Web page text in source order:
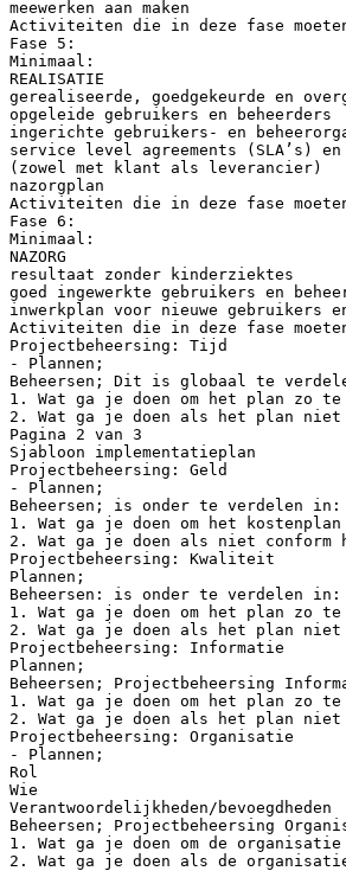
meewerken aan maken
Activiteiten die in deze fase
Fase 5:
Minimaal:
REALISATIE
gerealiseerde, goedgekeurde en
opgeleide gebruikers en beheerders
ingerichte gebruikers- en
service level agreements (SLA’s)
(zowel met klant als leverancier)
nazorgplan
Activiteiten die in deze fase
Fase 6:
Minimaal:
NAZORG
resultaat zonder kinderziektes
goed ingewerkte gebruikers en
inwerkplan voor nieuwe gebruikers
Activiteiten die in deze fase
Projectbeheersing: Tijd
- Plannen;
Beheersen; Dit is globaal te
1. Wat ga je doen om het plan zo
2. Wat ga je doen als het plan niet
Pagina 2 van 3
Sjabloon implementatieplan
Projectbeheersing: Geld
- Plannen;
Beheersen; is onder te verdelen in:
1. Wat ga je doen om het
2. Wat ga je doen als niet conform
Projectbeheersing: Kwaliteit
Plannen;
Beheersen: is onder te verdelen in:
1. Wat ga je doen om het plan zo
2. Wat ga je doen als het plan niet
Projectbeheersing: Informatie
Plannen;
Beheersen; Projectbeheersing
1. Wat ga je doen om het plan zo
2. Wat ga je doen als het plan niet
Projectbeheersing: Organisatie
- Plannen;
Rol
Wie
Verantwoordelijkheden/bevoegdheden
Beheersen; Projectbeheersing
1. Wat ga je doen om de
2. Wat ga je doen als de